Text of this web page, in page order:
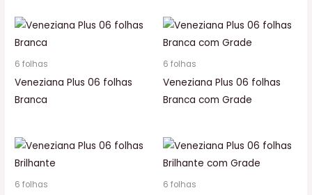
6 folhas
Veneziana Plus 06 folhas
Branca
6 folhas
Veneziana Plus 06 folhas
Branca com Grade
6 folhas 6 folhas